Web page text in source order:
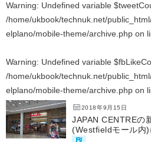
Warning: Undefined variable
/home/ukbook/technuk.net/
elplano/mobile-theme/archive.php on
Warning: Undefined variable
/home/ukbook/technuk.net/
elplano/mobile-theme/archive.php on
2018年9月15日
JAPAN CENTREの
(Westfieldモール内